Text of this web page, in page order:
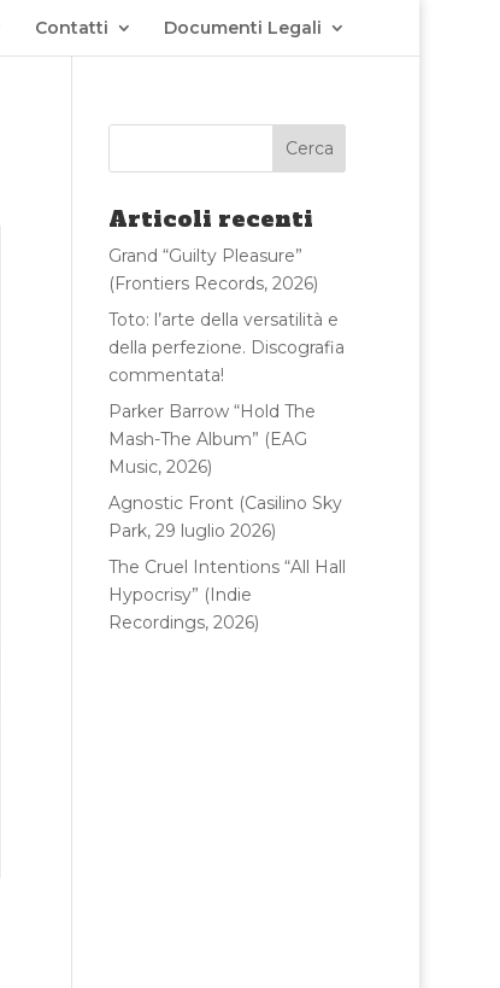
Contatti Documenti Legali
Articoli recenti
Grand “Guilty Pleasure”
(Frontiers Records, 2026)
Toto: l’arte della versatilità e
della perfezione. Discografia
commentata!
Parker Barrow “Hold The
Mash-The Album” (EAG
Music, 2026)
Agnostic Front (Casilino Sky
Park, 29 luglio 2026)
The Cruel Intentions “All Hall
Hypocrisy” (Indie
Recordings, 2026)